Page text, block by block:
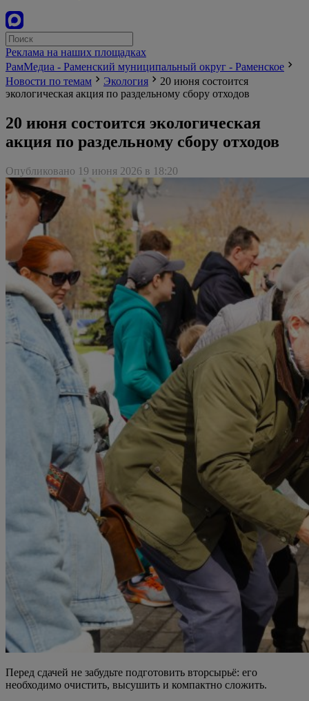
Реклама на наших площадках
РамМедиа - Раменский муниципальный округ - Раменское
Новости по темам
Экология
20 июня состоится
экологическая акция по раздельному сбору отходов
20 июня состоится экологическая
акция по раздельному сбору отходов
Опубликовано 19 июня 2026 в 18:20
Перед сдачей не забудьте подготовить вторсырьё: его
необходимо очистить, высушить и компактно сложить.